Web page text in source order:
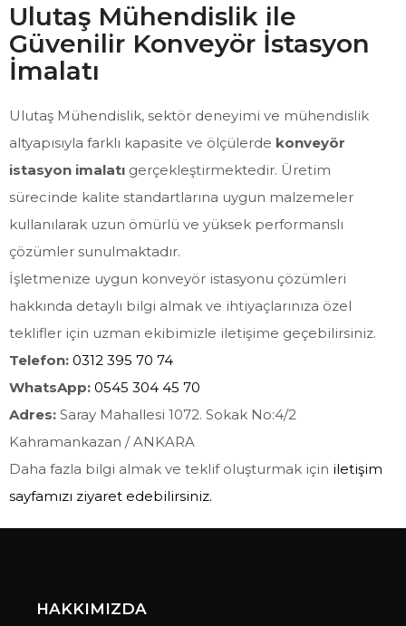
Ulutaş Mühendislik ile
Güvenilir Konveyör İstasyon
İmalatı
Ulutaş Mühendislik, sektör deneyimi ve mühendislik
altyapısıyla farklı kapasite ve ölçülerde konveyör
istasyon imalatı gerçekleştirmektedir. Üretim
sürecinde kalite standartlarına uygun malzemeler
kullanılarak uzun ömürlü ve yüksek performanslı
çözümler sunulmaktadır.
İşletmenize uygun konveyör istasyonu çözümleri
hakkında detaylı bilgi almak ve ihtiyaçlarınıza özel
teklifler için uzman ekibimizle iletişime geçebilirsiniz.
Telefon: 0312 395 70 74
WhatsApp: 0545 304 45 70
Adres: Saray Mahallesi 1072. Sokak No:4/2
Kahramankazan / ANKARA
Daha fazla bilgi almak ve teklif oluşturmak için iletişim
sayfamızı ziyaret edebilirsiniz.
HAKKIMIZDA